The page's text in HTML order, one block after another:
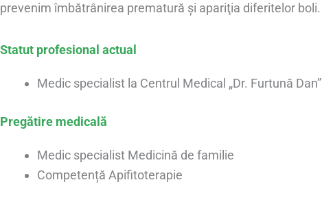
prevenim îmbătrânirea prematură şi apariţia diferitelor boli.
Statut profesional actual
Medic specialist la Centrul Medical „Dr. Furtună Dan”
Pregătire medicală
Medic specialist Medicină de familie
Competență Apifitoterapie